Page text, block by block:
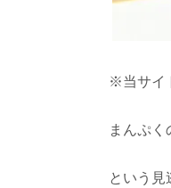
※当サイ
まんぷ
という見